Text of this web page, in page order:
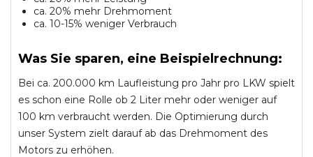
ca. 20% mehr Drehmoment
ca. 10-15% weniger Verbrauch
Was Sie sparen, eine Beispielrechnung:
Bei ca. 200.000 km Laufleistung pro Jahr pro LKW spielt
es schon eine Rolle ob 2 Liter mehr oder weniger auf
100 km verbraucht werden. Die Optimierung durch
unser System zielt darauf ab das Drehmoment des
Motors zu erhöhen.